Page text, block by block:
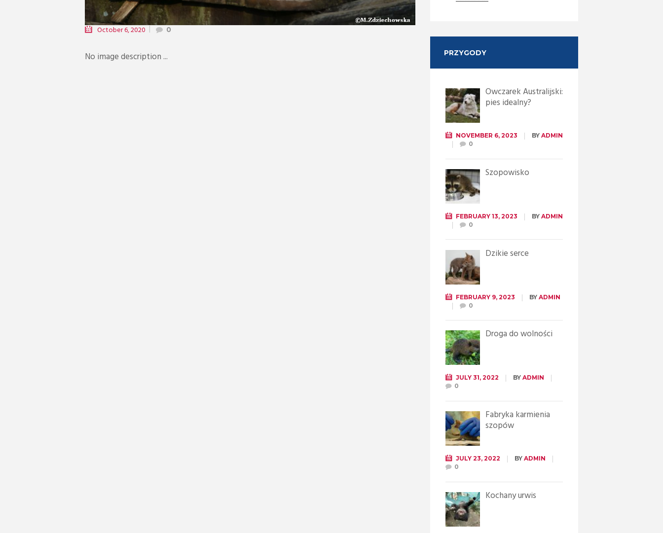
October 6, 2020 0
No image description ... PRZYGODY
Owczarek Australijski:
pies idealny?
NOVEMBER 6, 2023 BY ADMIN
0
Szopowisko
FEBRUARY 13, 2023 BY ADMIN
0
Dzikie serce
FEBRUARY 9, 2023 BY ADMIN
0
Droga do wolności
JULY 31, 2022 BY ADMIN
0
Fabryka karmienia
szopów
JULY 23, 2022 BY ADMIN
0
Kochany urwis